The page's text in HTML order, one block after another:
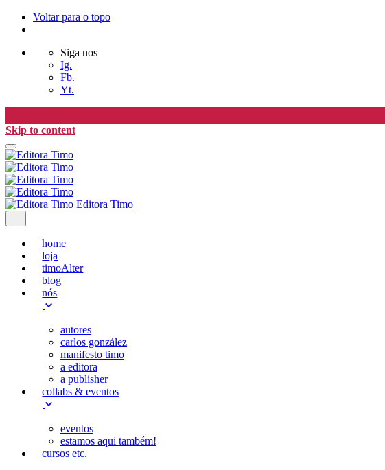
Voltar para o topo
Siga nos
Ig.
Fb.
Yt.
Skip to content
Editora Timo
home
loja
timoAlter
blog
nós
autores
carlos gonzález
manifesto timo
a editora
a publisher
collabs & eventos
eventos
estamos aqui também!
cursos etc.